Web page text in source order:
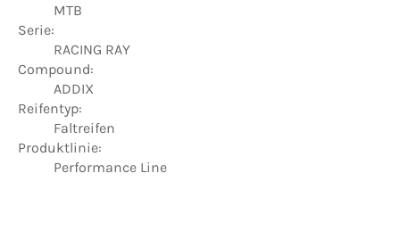
MTB
Serie:
RACING RAY
Compound:
ADDIX
Reifentyp:
Faltreifen
Produktlinie:
Performance Line